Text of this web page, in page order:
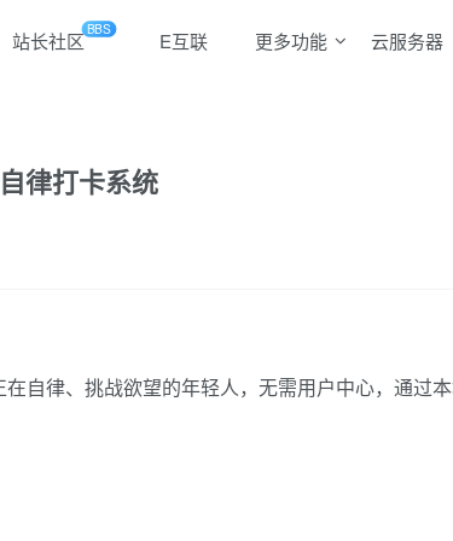
站长社区BBS E互联 更多功能 云服务器
律打卡系统
自律、挑战欲望的年轻人，无需用户中心，通过